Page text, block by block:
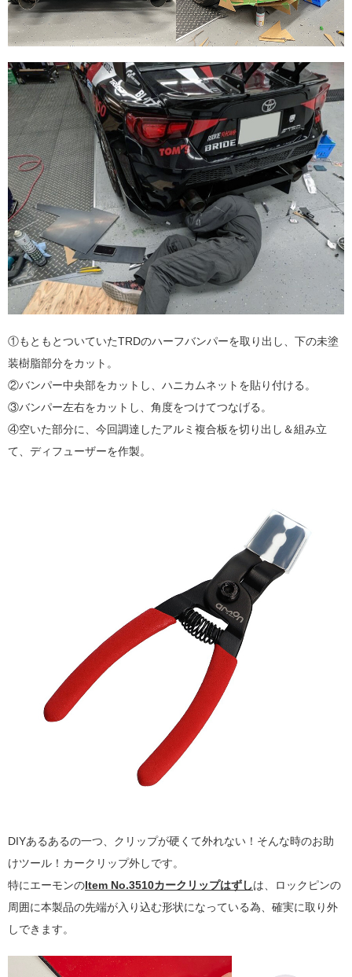
①もともとついていたTRDのハーフバンパーを取り出し、下の未塗
装樹脂部分をカット。
②バンパー中央部をカットし、ハニカムネットを貼り付ける。
③バンパー左右をカットし、角度をつけてつなげる。
④空いた部分に、今回調達したアルミ複合板を切り出し＆組み立
て、ディフューザーを作製。
DIYあるあるの一つ、クリップが硬くて外れない！そんな時のお助
けツール！カークリップ外しです。
特にエーモンのItem No.3510カークリップはずしは、ロックピンの
周囲に本製品の先端が入り込む形状になっている為、確実に取り外
しできます。